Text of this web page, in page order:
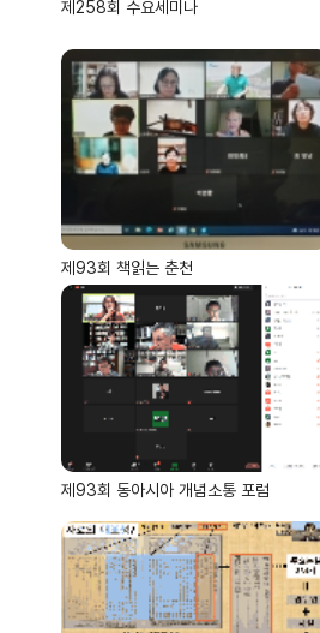
제258회 수요세미나
제93회 책읽는 춘천
제93회 동아시아 개념소통 포럼